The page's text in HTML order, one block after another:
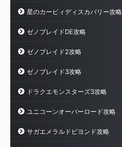
星のカービィディスカバリー攻略
ゼノブレイドDE攻略
ゼノブレイド2攻略
ゼノブレイド3攻略
ドラクエモンスターズ3攻略
ユニコーンオーバーロード攻略
サガエメラルドビヨンド攻略